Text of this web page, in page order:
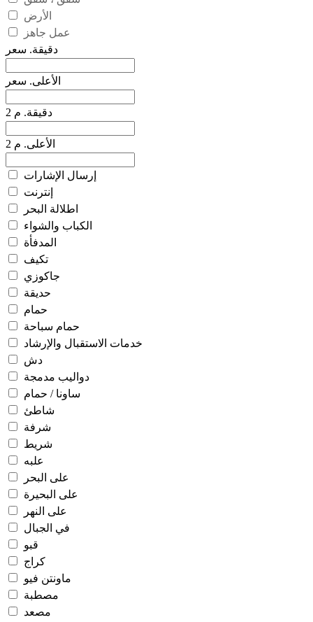
الأرض
عمل جاهز
دقيقة. سعر
الأعلى. سعر
دقيقة. م 2
الأعلى. م 2
إرسال الإشارات
إنترنت
اطلالة البحر
الكباب والشواء
المدفأة
تكيف
جاكوزي
حديقة
حمام
حمام سباحة
خدمات الاستقبال والإرشاد
دش
دواليب مدمجة
ساونا / حمام
شاطئ
شرفة
شريط
علبه
على البحر
على البحيرة
على النهر
في الجبال
قبو
كراج
ماونتن فيو
مصطبة
مصعد